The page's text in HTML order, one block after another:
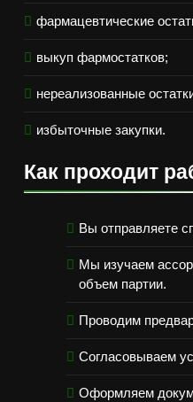
фармацевтические
выкуп фармостатков;
нереализованные
избыточные закупки.
Как проходит
Вы отправляете
Мы изучаем
объем партии.
Проводим
Согласовываем
Оформляем